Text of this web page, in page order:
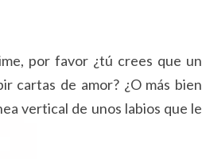
por favor ¿tú crees que un
cartas de amor? ¿O más bien
vertical de unos labios que le